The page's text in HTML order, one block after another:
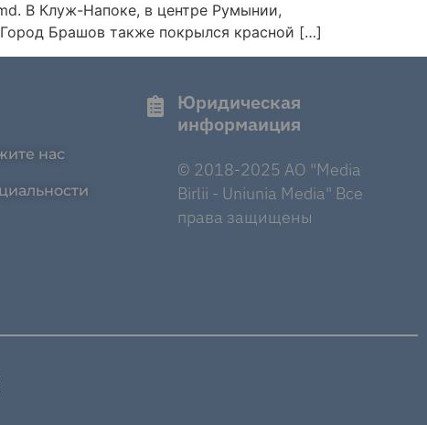
В Клуж-Напоке, в центре Румынии,
Брашов также покрылся красной […]
нас
Юридическая
информаиция
© 2018-2025 AO "Media
Birlii - Uniunia Media" Все
права защищены